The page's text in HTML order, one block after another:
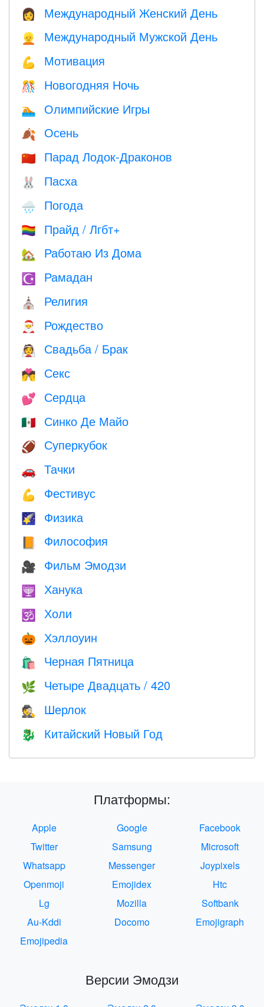
👩 Международный Женский День
👱 Международный Мужской День
💪 Мотивация
🎊 Новогодняя Ночь
🏊 Олимпийские Игры
🍂 Осень
🇨🇳 Парад Лодок-Драконов
🐰 Пасха
🌧 Погода
🏳️‍🌈 Прайд / Лгбт+
🏡 Работаю Из Дома
☪️ Рамадан
⛪️ Религия
🎅 Рождество
👰 Свадьба / Брак
💏 Секс
💕 Сердца
🇲🇽 Синко Де Майо
🏈 Суперкубок
🚗 Тачки
💪 Фестивус
🌠 Физика
📙 Философия
🎥 Фильм Эмодзи
🕎 Ханука
🕉 Холи
🎃 Хэллоуин
🛍 Черная Пятница
🌿 Четыре Двадцать / 420
🕵️ Шерлок
🐉 Китайский Новый Год
Платформы:
Apple Google
Facebook
Twitter
Samsung
Microsoft
Whatsapp
Messenger
Joypixels
Openmoji
Emojidex
Htc
Lg
Mozilla
Softbank
Au-Kddi
Docomo
Emojigraph
Emojipedia
Версии Эмодзи